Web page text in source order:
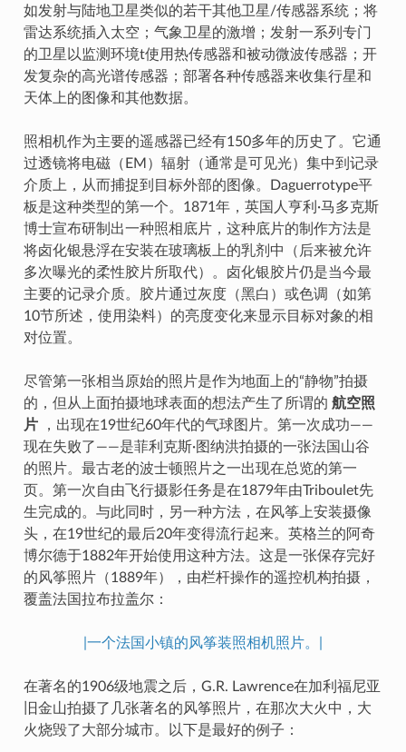
如发射与陆地卫星类似的若干其他卫星/传感器系统；将
雷达系统插入太空；气象卫星的激增；发射一系列专门
的卫星以监测环境t使用热传感器和被动微波传感器；开
发复杂的高光谱传感器；部署各种传感器来收集行星和
天体上的图像和其他数据。
照相机作为主要的遥感器已经有150多年的历史了。它通
过透镜将电磁（EM）辐射（通常是可见光）集中到记录
介质上，从而捕捉到目标外部的图像。Daguerrotype平
板是这种类型的第一个。1871年，英国人亨利·马多克斯
博士宣布研制出一种照相底片，这种底片的制作方法是
将卤化银悬浮在安装在玻璃板上的乳剂中（后来被允许
多次曝光的柔性胶片所取代）。卤化银胶片仍是当今最
主要的记录介质。胶片通过灰度（黑白）或色调（如第
10节所述，使用染料）的亮度变化来显示目标对象的相
对位置。
尽管第一张相当原始的照片是作为地面上的“静物”拍摄
的，但从上面拍摄地球表面的想法产生了所谓的 航空照
片，出现在19世纪60年代的气球图片。第一次成功——
现在失败了——是菲利克斯·图纳洪拍摄的一张法国山谷
的照片。最古老的波士顿照片之一出现在总览的第一
页。第一次自由飞行摄影任务是在1879年由Triboulet先
生完成的。与此同时，另一种方法，在风筝上安装摄像
头，在19世纪的最后20年变得流行起来。英格兰的阿奇
博尔德于1882年开始使用这种方法。这是一张保存完好
的风筝照片（1889年），由栏杆操作的遥控机构拍摄，
覆盖法国拉布拉盖尔：
|一个法国小镇的风筝装照相机照片。|
在著名的1906级地震之后，G.R. Lawrence在加利福尼亚
旧金山拍摄了几张著名的风筝照片，在那次大火中，大
火烧毁了大部分城市。以下是最好的例子：